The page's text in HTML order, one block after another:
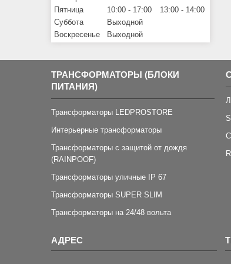
Пятница
10:00 17:00 13:00
14:00
Суббота
Выходной
Воскресенье
Выходной
ТРАНСФОРМАТОРЫ (БЛОКИ
ПИТАНИЯ)
Трансформаторы LEDPROSTORE
Интерьерные трансформаторы
Трансформаторы с защитой от дождя
(RAINPOOF)
Трансформаторы уличные IP 67
Трансформаторы SUPER SLIM
Трансформаторы на 24/48 вольта